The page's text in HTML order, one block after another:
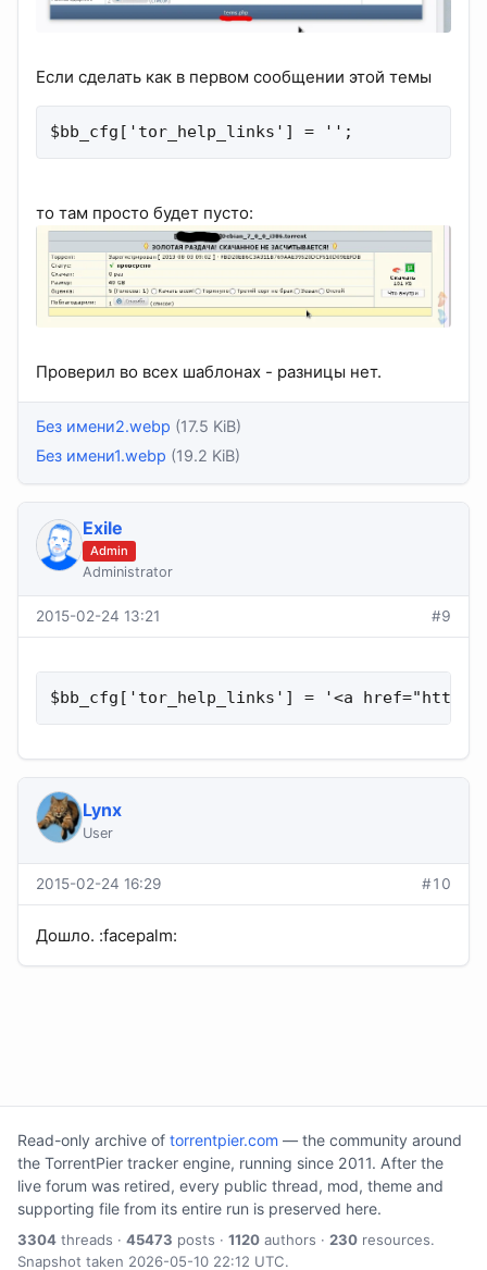
Если сделать как в первом сообщении этой темы
$bb_cfg['tor_help_links'] = '';
то там просто будет пусто:
Проверил во всех шаблонах - разницы нет.
Без имени2.webp (17.5 KiB)
Без имени1.webp (19.2 KiB)
Exile
Admin
Administrator
2015-02-24 13:21 #9
$bb_cfg['tor_help_links'] = '<a
Lynx
User
2015-02-24 16:29 #10
Дошло. :facepalm:
Read-only archive of torrentpier.com — the community around
the TorrentPier tracker engine, running since 2011. After the
live forum was retired, every public thread, mod, theme and
supporting file from its entire run is preserved here.
3304 threads · 45473 posts · 1120 authors · 230 resources.
Snapshot taken 2026-05-10 22:12 UTC.